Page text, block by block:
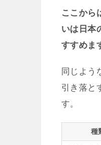
ここから
いは日本
すすめま
同じよう
引き落と
す。
種